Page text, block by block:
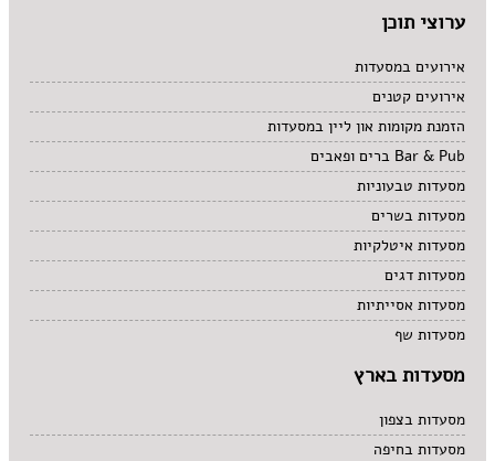
מרוקאי
מתוקים
סיני
סנדוויץ' בר
פאב
ערוצי תוכן
אירועים במסעדות
אירועים קטנים
הזמנת מקומות און ליין במסעדות
Bar & Pub ברים ופאבים
מסעדות טבעוניות
מסעדות בשרים
מסעדות איטלקיות
מסעדות דגים
מסעדות אסייתיות
מסעדות שף
מסעדות בארץ
מסעדות בצפון
מסעדות בחיפה